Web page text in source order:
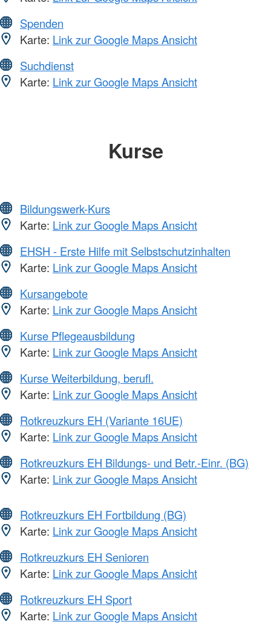
Spenden
Karte: Link zur Google Maps Ansicht
Suchdienst
Karte: Link zur Google Maps Ansicht
Kurse
Bildungswerk-Kurs
Karte: Link zur Google Maps Ansicht
EHSH - Erste Hilfe mit Selbstschutzinhalten
Karte: Link zur Google Maps Ansicht
Kursangebote
Karte: Link zur Google Maps Ansicht
Kurse Pflegeausbildung
Karte: Link zur Google Maps Ansicht
Kurse Weiterbildung, berufl.
Karte: Link zur Google Maps Ansicht
Rotkreuzkurs EH (Variante 16UE)
Karte: Link zur Google Maps Ansicht
Rotkreuzkurs EH Bildungs- und Betr.-Einr. (BG)
Karte: Link zur Google Maps Ansicht
Rotkreuzkurs EH Fortbildung (BG)
Karte: Link zur Google Maps Ansicht
Rotkreuzkurs EH Senioren
Karte: Link zur Google Maps Ansicht
Rotkreuzkurs EH Sport
Karte: Link zur Google Maps Ansicht